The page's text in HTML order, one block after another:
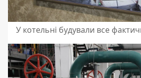
У котельні будували все